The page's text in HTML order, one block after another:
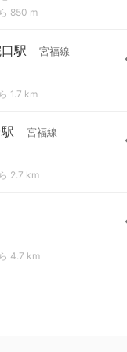
850 m
駅 宮福線
1.7 km
宮福線
2.7 km
4.7 km